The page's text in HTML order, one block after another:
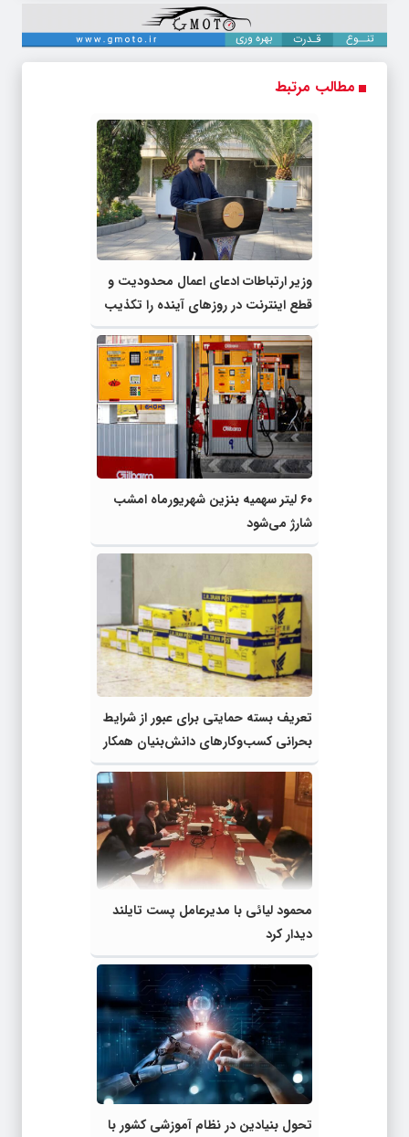
مطالب مرتبط
وزیر ارتباطات ادعای اعمال محدودیت و
قطع اینترنت در روزهای آینده را تکذیب
کرد
۶۰ لیتر سهمیه بنزین شهریورماه امشب
شارژ می‌شود
تعریف بسته حمایتی برای عبور از شرایط
بحرانی کسب‌وکارهای دانش‌بنیان همکار
پست
محمود لیائی با مدیرعامل پست تایلند
دیدار کرد
تحول بنیادین در نظام آموزشی کشور با